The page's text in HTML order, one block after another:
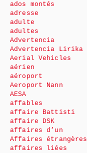
ados montés
adresse
adulte
adultes
Advertencia
Advertencia Lirika
Aerial Vehicles
aérien
aéroport
Aeroport Nann
AESA
affables
affaire Battisti
affaire DSK
affaires d’un
Affaires étrangères
affaires liées